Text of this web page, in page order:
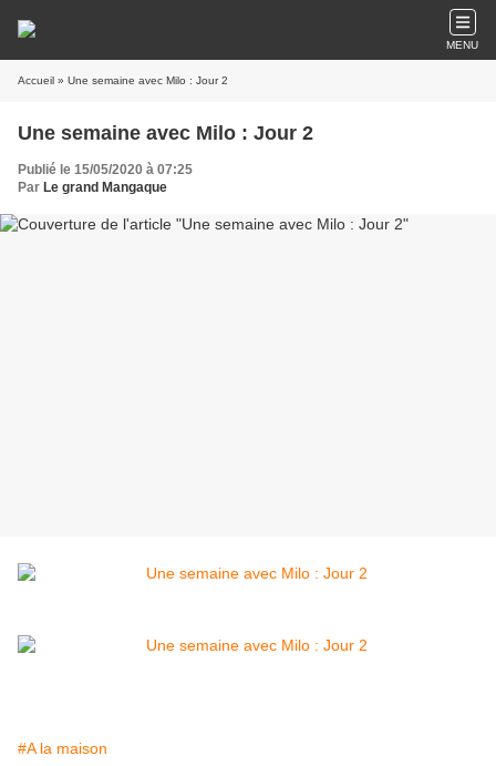
MENU
Accueil » Une semaine avec Milo : Jour 2
Une semaine avec Milo : Jour 2
Publié le 15/05/2020 à 07:25
Par Le grand Mangaque
#A la maison